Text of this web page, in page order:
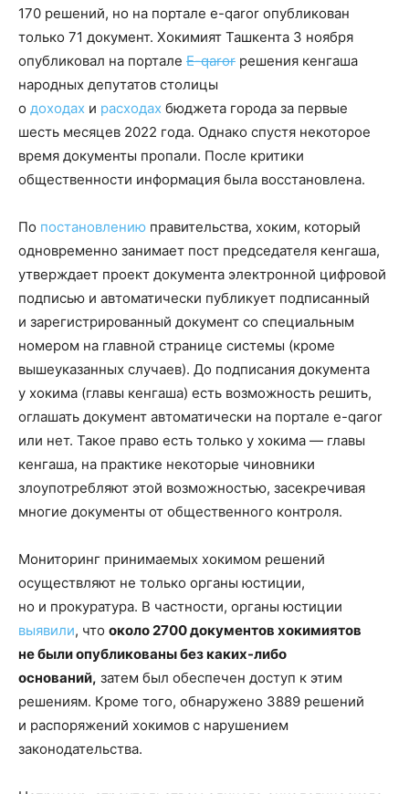
170 решений, но на портале e-qaror опубликован
только 71 документ. Хокимият Ташкента 3 ноября
опубликовал на портале E-qaror решения кенгаша
народных депутатов столицы
о доходах и расходах бюджета города за первые
шесть месяцев 2022 года. Однако спустя некоторое
время документы пропали. После критики
общественности информация была восстановлена.
По постановлению правительства, хоким, который
одновременно занимает пост председателя кенгаша,
утверждает проект документа электронной цифровой
подписью и автоматически публикует подписанный
и зарегистрированный документ со специальным
номером на главной странице системы (кроме
вышеуказанных случаев). До подписания документа
у хокима (главы кенгаша) есть возможность решить,
оглашать документ автоматически на портале e-qaror
или нет. Такое право есть только у хокима — главы
кенгаша, на практике некоторые чиновники
злоупотребляют этой возможностью, засекречивая
многие документы от общественного контроля.
Мониторинг принимаемых хокимом решений
осуществляют не только органы юстиции,
но и прокуратура. В частности, органы юстиции
выявили, что около 2700 документов хокимиятов
не были опубликованы без каких-либо
оснований, затем был обеспечен доступ к этим
решениям. Кроме того, обнаружено 3889 решений
и распоряжений хокимов с нарушением
законодательства.